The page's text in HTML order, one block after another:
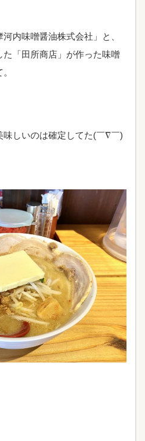
内味噌醤油株式会社」と、
「田所商店」が作った味噌
しいのは確定してた(￣∇￣)